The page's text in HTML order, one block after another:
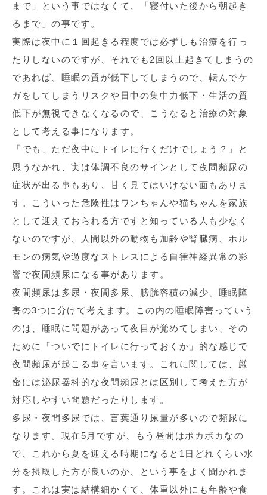
まで」という事ではなくて、「寝付いた後から朝起き
るまで」の事です。
実際は夜中に１回起きる程度では必ずしも治療を行っ
たりしないのですが、それでも2回以上起きてしまうの
であれば、睡眠の質が低下してしまうので、転んでケ
ガをしてしまうリスクや日中の集中力低下・生活の質
低下が無視できなくなるので、こうなると治療の対象
として考える事になります。
「でも、ただ夜中にトイレに行くだけでしょう？」と
思うなかれ、実は体調不良のサインとして夜間頻尿の
症状が出る事もあり、甘く見てはいけない面もありま
す。こういった危険性はワンちゃんや猫ちゃんを家族
として迎えておられる方ですと知っている人も少なく
ないのですが、人間以外の動物も加齢や腎臓病、ホル
モンの病気や過度なストレスによる自律神経異常の影
響で夜間頻尿になる事があります。
夜間頻尿は多尿・夜間多尿、膀胱容積の減少、睡眠障
害の3つに分けて考えます。この内の睡眠障害っていう
のは、睡眠に問題があって夜目が覚めてしまい、その
ために「ついでにトイレに行っておくか」的な感じで
夜間頻尿が起こる事を言います。これに関しては、厳
密には泌尿器科的な夜間頻尿とは区別して考えた方が
対応しやすい問題だったりします。
多尿・夜間多尿では、言葉通り尿量が多いので頻尿に
なります。現在5月ですが、もう昼間はポカポカなの
で、これから夏を迎える時期になると1日どれくらい水
分を摂取した方が良いのか、という事をよく聞かれま
す。これは実は結構細かくて、体重以外にも年齢や食